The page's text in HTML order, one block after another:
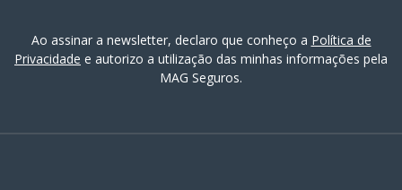
Ao assinar a newsletter, declaro que conheço a Política de
Privacidade e autorizo a utilização das minhas informações pela
MAG Seguros.